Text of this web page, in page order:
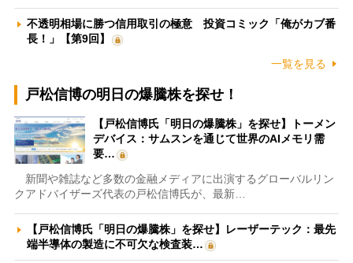
不透明相場に勝つ信用取引の極意 投資コミック「俺がカブ番
長！」【第9回】
一覧を見る
戸松信博の明日の爆騰株を探せ！
【戸松信博氏「明日の爆騰株」を探せ】トーメン
デバイス：サムスンを通じて世界のAIメモリ需
要…
新聞や雑誌など多数の金融メディアに出演するグローバルリン
クアドバイザーズ代表の戸松信博氏が、最新…
【戸松信博氏「明日の爆騰株」を探せ】レーザーテック：最先
端半導体の製造に不可欠な検査装…